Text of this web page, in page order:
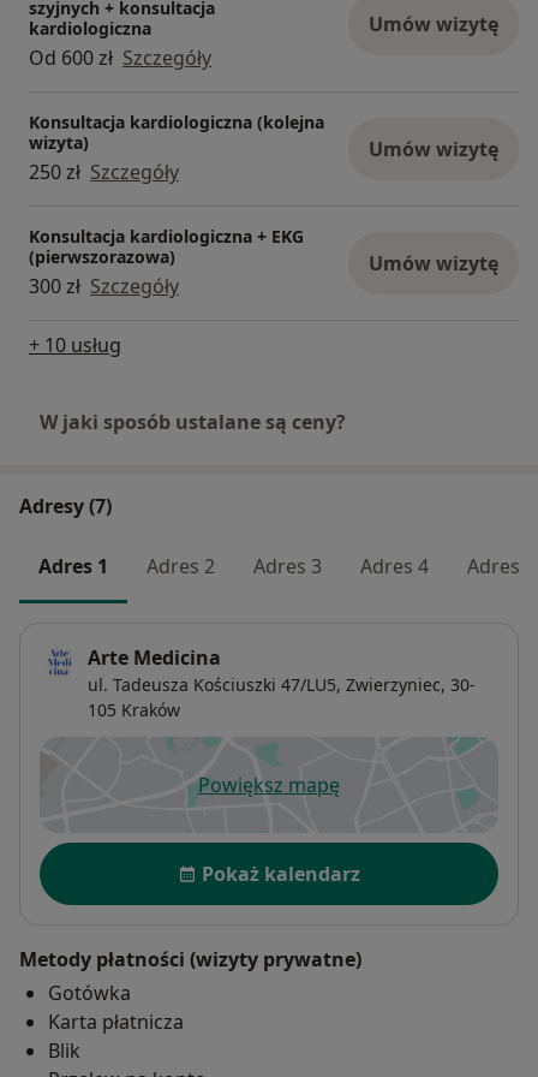
szyjnych + konsultacja
kardiologiczna
Od 600 zł Szczegóły
Umów wizytę
Konsultacja kardiologiczna (kolejna
wizyta)
250 zł Szczegóły
Umów wizytę
Konsultacja kardiologiczna + EKG
(pierwszorazowa)
300 zł Szczegóły
Umów wizytę
+ 10 usług
W jaki sposób ustalane są ceny?
Adresy (7)
Adres 1 Adres 2 Adres 3 Adres 4 Adres 5
Arte Medicina
ul. Tadeusza Kościuszki 47/LU5, Zwierzyniec, 30-
105 Kraków
Powiększ mapęotwiera się w nowej karcie
Dostępność
Pokaż kalendarz
Metody płatności (wizyty prywatne)
Gotówka
Karta płatnicza
Blik